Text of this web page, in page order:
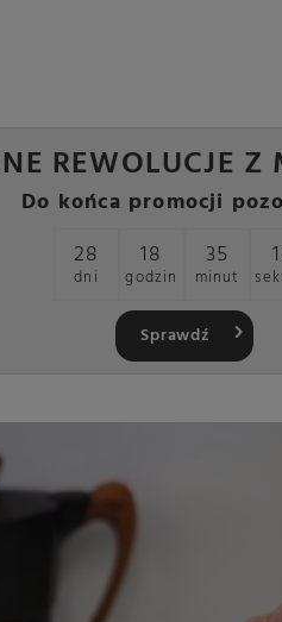
REWOLUCJE
Do końca promocji
28
dni
18
godzin
35
minut
Sprawdź